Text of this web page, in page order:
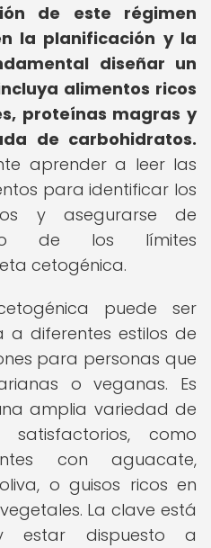
de este régimen
la planificación y la
diseñar un
alimentos ricos
proteínas magras y
de carbohidratos.
aprender a leer las
para identificar los
y asegurarse de
de los límites
cetogénica.
puede ser
diferentes estilos de
para personas que
o veganas. Es
amplia variedad de
como
con aguacate,
o guisos ricos en
La clave está
estar dispuesto a